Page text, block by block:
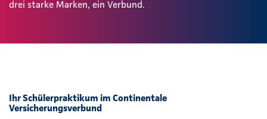
drei starke Marken, ein Verbund.
Ihr Schülerpraktikum im Continentale
Versicherungsverbund